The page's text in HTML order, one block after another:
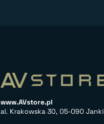
www.AVstore.pl
al. Krakowska 30, 05-090 Janki